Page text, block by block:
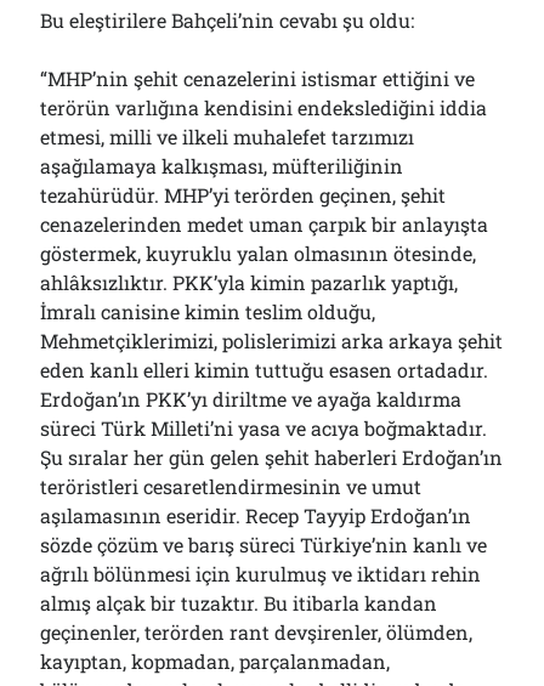
Bu eleştirilere Bahçeli’nin cevabı şu oldu:
“MHP’nin şehit cenazelerini istismar ettiğini ve
terörün varlığına kendisini endekslediğini iddia
etmesi, milli ve ilkeli muhalefet tarzımızı
aşağılamaya kalkışması, müfteriliğinin
tezahürüdür. MHP’yi terörden geçinen, şehit
cenazelerinden medet uman çarpık bir anlayışta
göstermek, kuyruklu yalan olmasının ötesinde,
ahlâksızlıktır. PKK’yla kimin pazarlık yaptığı,
İmralı canisine kimin teslim olduğu,
Mehmetçiklerimizi, polislerimizi arka arkaya şehit
eden kanlı elleri kimin tuttuğu esasen ortadadır.
Erdoğan’ın PKK’yı diriltme ve ayağa kaldırma
süreci Türk Milleti’ni yasa ve acıya boğmaktadır.
Şu sıralar her gün gelen şehit haberleri Erdoğan’ın
teröristleri cesaretlendirmesinin ve umut
aşılamasının eseridir. Recep Tayyip Erdoğan’ın
sözde çözüm ve barış süreci Türkiye’nin kanlı ve
ağrılı bölünmesi için kurulmuş ve iktidarı rehin
almış alçak bir tuzaktır. Bu itibarla kandan
geçinenler, terörden rant devşirenler, ölümden,
kayıptan, kopmadan, parçalanmadan,